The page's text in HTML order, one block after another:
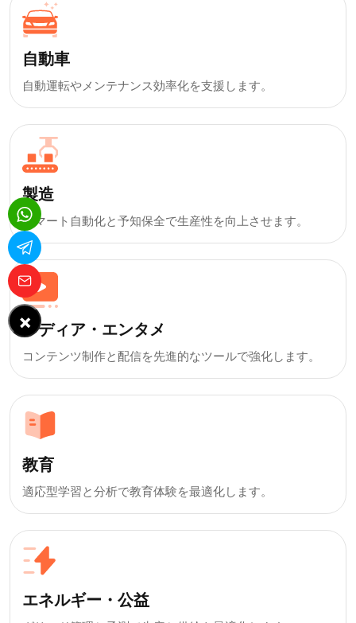
自動車
自動運転やメンテナンス効率化を支援します。
製造
スマート自動化と予知保全で生産性を向上させます。
メディア・エンタメ
コンテンツ制作と配信を先進的なツールで強化します。
教育
適応型学習と分析で教育体験を最適化します。
エネルギー・公益
×